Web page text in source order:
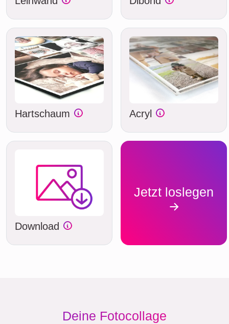
Hartschaum Acryl
Download
Jetzt loslegen
Deine Fotocollage